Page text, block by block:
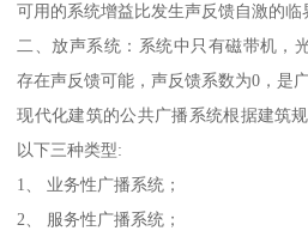
可用的系统增益比发生声反馈自激的临
二、放声系统：系统中只有磁带机，
存在声反馈可能，声反馈系数为0，是
现代化建筑的公共广播系统根据建筑
以下三种类型:
1、 业务性广播系统；
2、 服务性广播系统；